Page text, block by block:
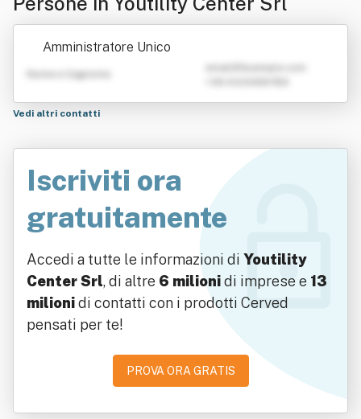
Amministratore Unico
Nome e Cognome
Vedi altri contatti
Iscriviti ora
gratuitamente
Accedi a tutte le informazioni di Youtility
Center Srl, di altre 6 milionidi imprese e 13
milionidi contatti con i prodotti Cerved
pensati per te!
PROVA ORA GRATIS